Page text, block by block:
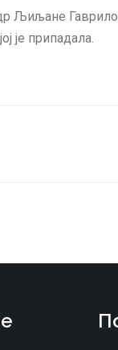
Љиљане
је припадала.